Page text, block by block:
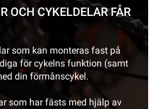
OCH CYKELDELAR FÅR
som kan monteras fast på
för cykelns funktion (samt
din förmånscykel.
som har fästs med hjälp av